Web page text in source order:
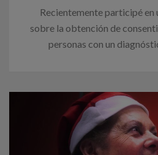
Recientemente participé en
sobre la obtención de
personas con un